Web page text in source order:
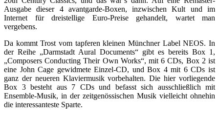
Ausgabe dieser 4 avantgarde-Boxen, inzwischen Kult und im
Internet für dreistellige Euro-Preise gehandelt, wartet man
vergebens.
Da kommt Trost vom tapferen kleinen Münchner Label NEOS. In
der Reihe „Darmstadt Aural Documents“ gibt es bereits Box 1,
„Composers Conducting Their Own Works“, mit 6 CDs, Box 2 ist
eine John Cage gewidmete Einzel-CD, und Box 4 mit 6 CDs ist
ganz der neueren Klaviermusik vorbehalten. Die hier vorliegende
Box 3 besteht aus 7 CDs und befasst sich ausschließlich mit
Ensemble-Musik, in der zeitgenössischen Musik vielleicht ohnehin
die interessanteste Sparte.